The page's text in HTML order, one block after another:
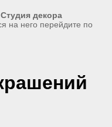
Студия декора
на него перейдите по